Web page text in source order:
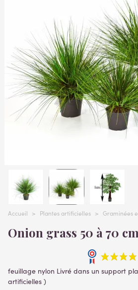
Accueil > Plantes artificielles > Graminées
Onion grass 50 à 70 cm
feuillage nylon Livré dans un support
artificielles )